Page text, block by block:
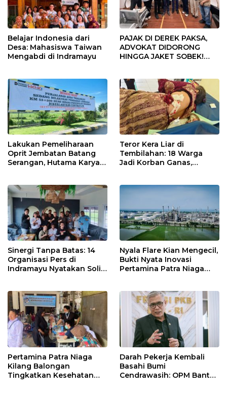
Belajar Indonesia dari
Desa: Mahasiswa Taiwan
Mengabdi di Indramayu
PAJAK DI DEREK PAKSA,
ADVOKAT DIDORONG
HINGGA JAKET SOBEK!
Pekanbaru!
Lakukan Pemeliharaan
Oprit Jembatan Batang
Serangan, Hutama Karya
Teror Kera Liar di
Tembilahan: 18 Warga
Jadi Korban Ganas,
Sinergi Tanpa Batas: 14
Organisasi Pers di
Indramayu Nyatakan Solid
Nyala Flare Kian Mengecil,
Bukti Nyata Inovasi
Pertamina Patra Niaga
Pertamina Patra Niaga
Kilang Balongan
Tingkatkan Kesehatan
Darah Pekerja Kembali
Basahi Bumi
Cendrawasih: OPM Bantai